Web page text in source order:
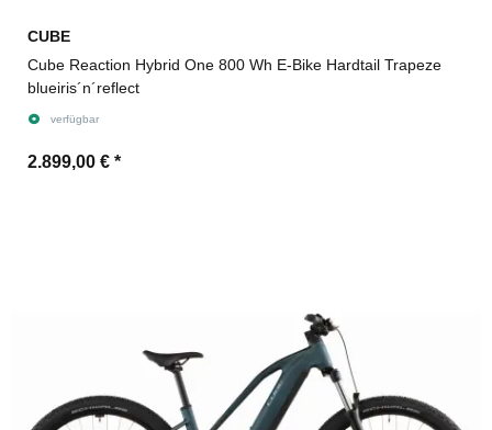
CUBE
Cube Reaction Hybrid One 800 Wh E-Bike Hardtail Trapeze
blueiris´n´reflect
verfügbar
2.899,00 € *